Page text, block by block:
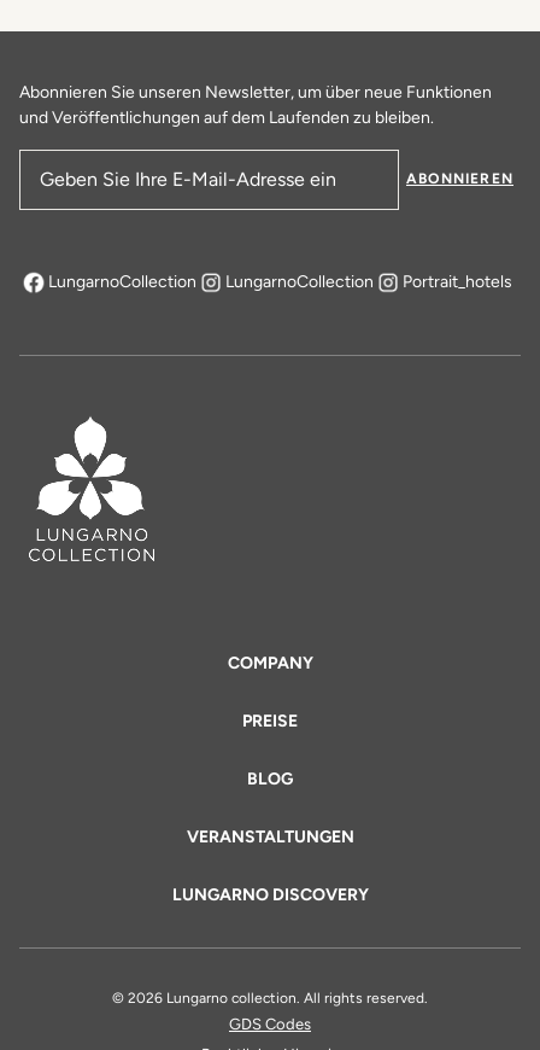
COMPANY
PREISE
BLOG
VERANSTALTUNGEN
LUNGARNO DISCOVERY
Abonnieren Sie unseren Newsletter, um über neue Funktionen
und Veröffentlichungen auf dem Laufenden zu bleiben.
E-Mail-Adresse
ABONNIEREN
LungarnoCollection
öffnet sich in einem neuen Tab
LungarnoCollection Portrait_hotels
© 2026 Lungarno collection. All rights reserved.
GDS Codes